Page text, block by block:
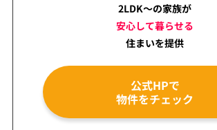
2LDK～の家族が
安心して暮らせる
住まいを提供
公式HPで
物件をチェック